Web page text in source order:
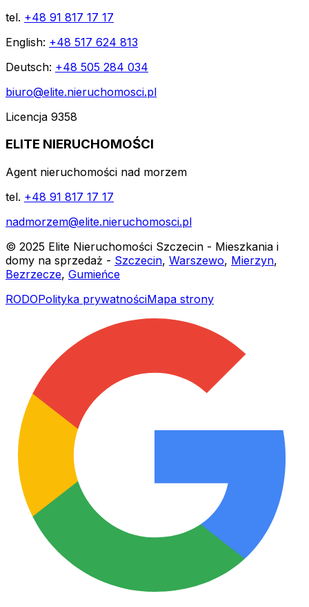
tel. +48 91 817 17 17
English: +48 517 624 813
Deutsch: +48 505 284 034
biuro@elite.nieruchomosci.pl
Licencja 9358
ELITE NIERUCHOMOŚCI
Agent nieruchomości nad morzem
tel. +48 91 817 17 17
nadmorzem@elite.nieruchomosci.pl
© 2025 Elite Nieruchomości Szczecin - Mieszkania i
domy na sprzedaż - Szczecin, Warszewo, Mierzyn,
Bezrzecze, Gumieńce
RODOPolityka prywatnościMapa strony